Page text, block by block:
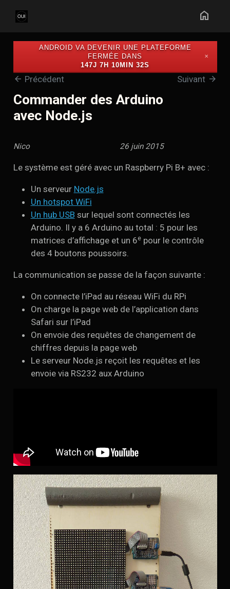
home
ANDROID VA DEVENIR UNE PLATEFORME
FERMÉE DANS
147J 7H 10MIN 32S
✕
arrow_back Précédent Suivant arrow_forward
Commander des Arduino
avec Node.js
Nico 26 juin 2015
Le système est géré avec un Raspberry Pi B+ avec :
Un serveur Node.js
Un hotspot WiFi
Un hub USB sur lequel sont connectés les
Arduino. Il y a 6 Arduino au total : 5 pour les
matrices d’affichage et un 6epour le contrôle
des 4 boutons poussoirs.
La communication se passe de la façon suivante :
On connecte l’iPad au réseau WiFi du RPi
On charge la page web de l’application dans
Safari sur l’iPad
On envoie des requêtes de changement de
chiffres depuis la page web
Le serveur Node.js reçoit les requêtes et les
envoie via RS232 aux Arduino